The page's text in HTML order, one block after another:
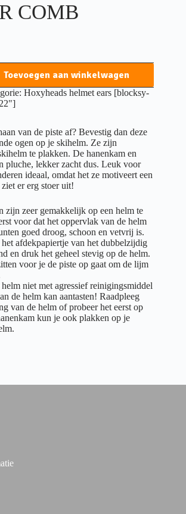
COMB
Toevoegen aan winkelwagen
Hoxyheads helmet ears [blocksy-
van de piste af? Bevestig dan deze
ogen op je skihelm. Ze zijn
te plakken. De hanenkam en
pluche, lekker zacht dus. Leuk voor
ideaal, omdat het ze motiveert een
er erg stoer uit!
zijn zeer gemakkelijk op een helm te
voor dat het oppervlak van de helm
goed droog, schoon en vetvrij is.
afdekpapiertje van het dubbelzijdig
en druk het geheel stevig op de helm.
voor je de piste op gaat om de lijm
niet met agressief reinigingsmiddel
de helm kan aantasten! Raadpleeg
van de helm of probeer het eerst op
kun je ook plakken op je